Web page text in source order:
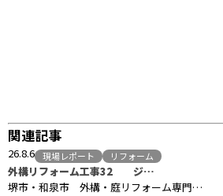
関連記事
26.8.6 現場レポート リフォーム
外構リフォーム工事32 ジ…
堺市・和泉市 外構・庭リフォーム専門…